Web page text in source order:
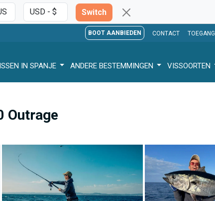
Switch
BOOT AANBIEDEN CONTACT TOEGANG
IN SPANJE ANDERE BESTEMMINGEN VISSOORTEN
Outrage